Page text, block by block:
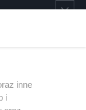
inne
i